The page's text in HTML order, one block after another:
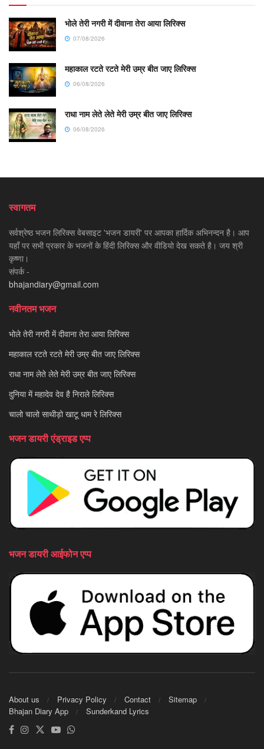
भोले तेरी नगरी में दीवाना तेरा आया लिरिक्स
07/08/2026
महाकाल रटते रटते मेरी उम्र बीत जाए लिरिक्स
06/08/2026
राधा नाम लेते लेते मेरी उम्र बीत जाए लिरिक्स
06/08/2026
स्वागतम
सर्वश्रेष्ठ भजन लिरिक्स वेबसाइट 'भजन डायरी' पर आपका हार्दिक अभिनन्दन है। आप
यहाँ पर सभी प्रकार के भजनों के हिंदी लिरिक्स और वीडियो देख सकते है। जय श्री
कृष्णा।
संपर्क -
bhajandiary@gmail.com
नवीनतम भजन
भोले तेरी नगरी में दीवाना तेरा आया लिरिक्स
महाकाल रटते रटते मेरी उम्र बीत जाए लिरिक्स
राधा नाम लेते लेते मेरी उम्र बीत जाए लिरिक्स
दुनिया में महादेव देव है निराले लिरिक्स
चालो चालो साथीड़ो खाटू धाम रे लिरिक्स
भजन डायरी एंड्राइड एप्प
भजन डायरी आईफोन एप्प
About us Privacy Policy Contact
Sitemap
Bhajan Diary App
Sunderkand Lyrics